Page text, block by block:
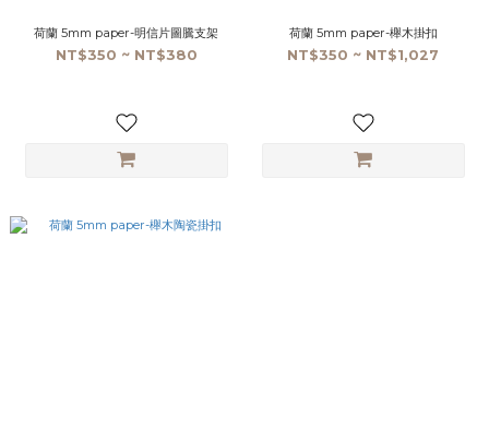
荷蘭 5mm paper-明信片圖騰支架
NT$350 ~ NT$380
荷蘭 5mm paper-櫸木掛扣
NT$350 ~ NT$1,027